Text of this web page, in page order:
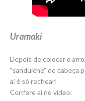
Uramaki
Depois de colocar o
"sanduiche" de cabeça
ai é só rechear!
Confere ai no vídeo: